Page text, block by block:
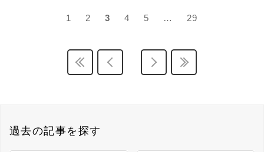
1 2 3 4 5 … 29
過去の記事を探す